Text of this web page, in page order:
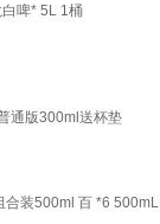
啤* 5L 1桶
通版300ml送杯垫
合装500ml 百 *6 500mL